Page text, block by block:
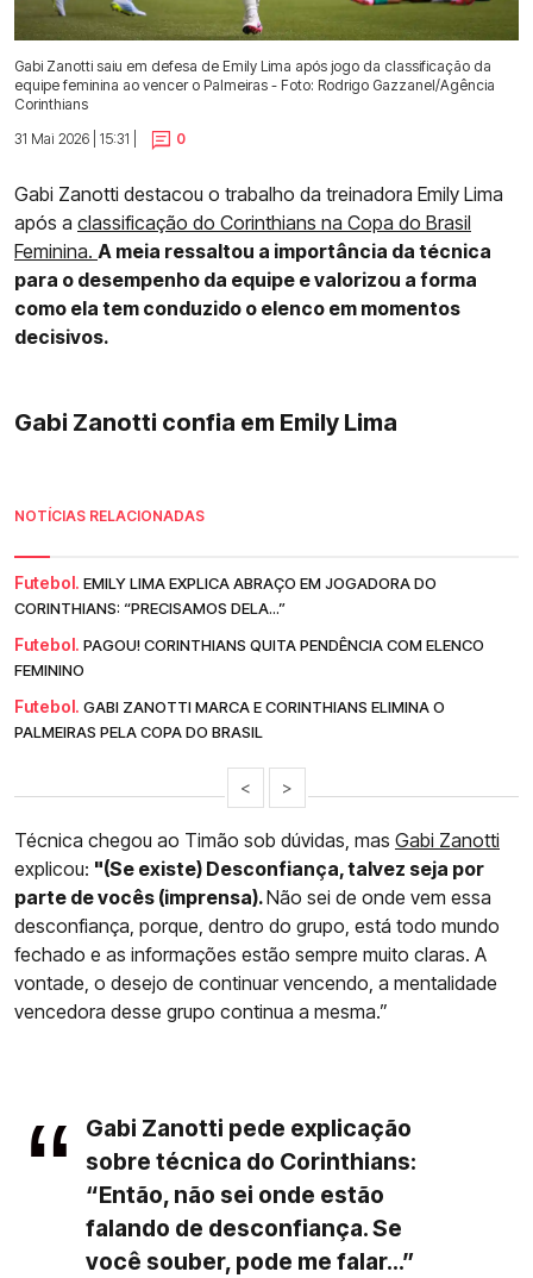
Gabi Zanotti saiu em defesa de Emily Lima após jogo da classificação da
equipe feminina ao vencer o Palmeiras - Foto: Rodrigo Gazzanel/Agência
Corinthians
31 Mai 2026 | 15:31 |
0
Gabi Zanotti destacou o trabalho da treinadora Emily Lima
após a classificação do Corinthians na Copa do Brasil
Feminina. A meia ressaltou a importância da técnica
para o desempenho da equipe e valorizou a forma
como ela tem conduzido o elenco em momentos
decisivos.
Gabi Zanotti confia em Emily Lima
NOTÍCIAS RELACIONADAS
Futebol. EMILY LIMA EXPLICA ABRAÇO EM JOGADORA DO
CORINTHIANS: “PRECISAMOS DELA...”
Futebol. PAGOU! CORINTHIANS QUITA PENDÊNCIA COM ELENCO
FEMININO
Futebol. GABI ZANOTTI MARCA E CORINTHIANS ELIMINA O
PALMEIRAS PELA COPA DO BRASIL
< >
Técnica chegou ao Timão sob dúvidas, mas Gabi Zanotti
explicou: "(Se existe) Desconfiança, talvez seja por
parte de vocês (imprensa).Não sei de onde vem essa
desconfiança, porque, dentro do grupo, está todo mundo
fechado e as informações estão sempre muito claras. A
vontade, o desejo de continuar vencendo, a mentalidade
vencedora desse grupo continua a mesma.”
Gabi Zanotti pede explicação
sobre técnica do Corinthians:
“Então, não sei onde estão
falando de desconfiança. Se
você souber, pode me falar...”